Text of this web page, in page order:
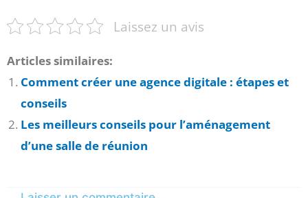
Laissez un avis
Articles similaires:
Comment créer une agence digitale : étapes et
conseils
Les meilleurs conseils pour l’aménagement
d’une salle de réunion